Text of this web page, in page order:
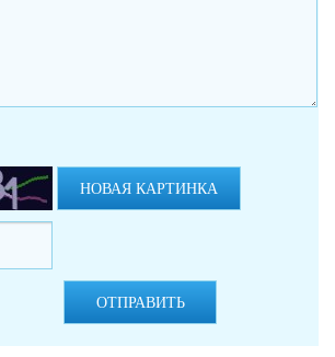
НОВАЯ КАРТИНКА
ОТПРАВИТЬ